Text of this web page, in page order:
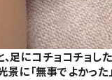
足にコチョコチョし
景に「無事でよかった」